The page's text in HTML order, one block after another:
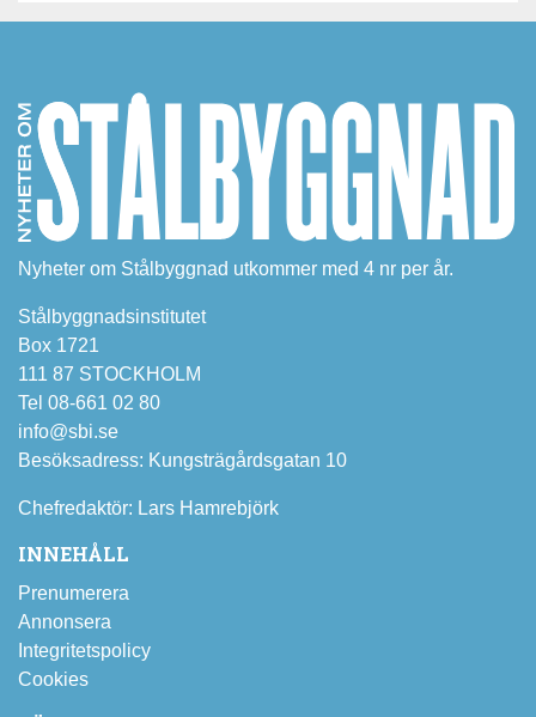
Nyheter om Stålbyggnad utkommer med 4 nr per år.
Stålbyggnadsinstitutet
Box 1721
111 87 STOCKHOLM
Tel 08-661 02 80
info@sbi.se
Besöksadress: Kungsträgårdsgatan 10
Chefredaktör: Lars Hamrebjörk
INNEHÅLL
Prenumerera
Annonsera
Integritetspolicy
Cookies